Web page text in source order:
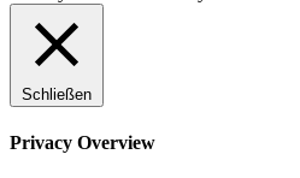
Schließen
Privacy Overview